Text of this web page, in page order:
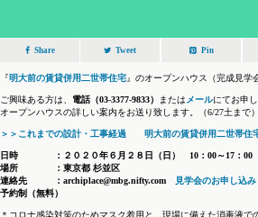
Share Tweet Pin
『明大前の賃貸併用二世帯住宅』のオープンハウス（完成見学
ご興味ある方は、 電話（03-3377-9833） または メールにてお申
オープンハウスの詳しい案内をお送り致します。（6/27土まで）
＞＞これまでの設計・工事経過 明大前の賃貸併用二世帯住
日時 ：２０２０年６月２８日（日） 10：00～17：00
場所 ：東京都 杉並区
連絡先 ：archiplace@mbg.nifty.com
見学会のお申し込み
予約制（無料）
＊コロナ感染対策のためマスク着用と、現場に備えた消毒液で